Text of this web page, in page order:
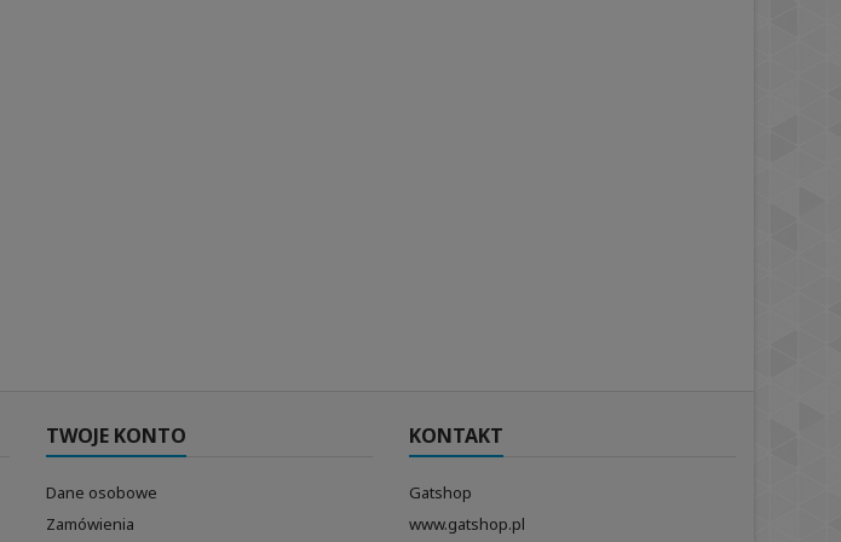
TWOJE KONTO
Dane osobowe
Zamówienia
KONTAKT
Gatshop
www.gatshop.pl